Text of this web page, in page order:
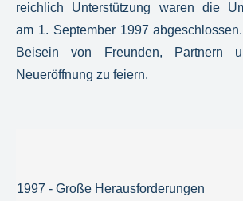
reichlich Unterstützung waren die
am 1. September 1997
Beisein von Freunden, Partnern
Neueröffnung zu feiern.
1997 - Große Herausforderungen